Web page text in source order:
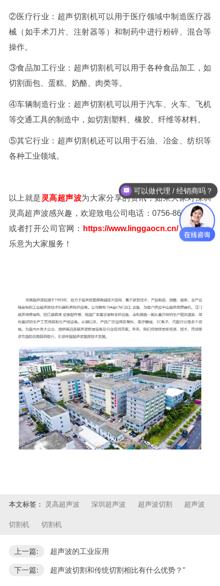
②医疗行业：超声切割机可以用于医疗领域中制造医疗器
械（如手术刀片、注射器等）和制药中进行粉碎、混合等
操作。
③食品加工行业：超声切割机可以用于各种食品加工，如
切割面包、蛋糕、奶酪、肉类等。
④车辆制造行业：超声切割机可以用于汽车、火车、飞机
等交通工具的制造中，如切割塑料、橡胶、纤维等材料。
⑤其它行业：超声切割机还可以用于石油、冶金、纺织等
各种工业领域。
以上就是 灵高超声波为大家分享的资讯，如果大家对深圳
灵高超声波感兴趣，欢迎致电公司电话：0756-8698786，
或者打开公司官网：
https://www.linggaocn.cn/，我们很
乐意为大家服务！
本文标签： 灵高超声波 深圳超声波 超声波切割 超声波
切割机 切割机
上一篇: 超声波的工业应用
下一篇: 超声波切割和传统切割相比有什么优势？"
可以做代理 / 经销商吗？